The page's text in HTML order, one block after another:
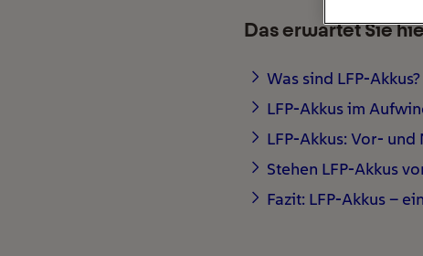
Das erwartet Sie
Was sind LFP-Akkus?
LFP-Akkus im
LFP-Akkus: Vor-
Stehen LFP-Akkus
Fazit: LFP-Akkus –